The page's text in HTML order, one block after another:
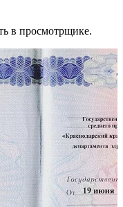
в просмотрщике.